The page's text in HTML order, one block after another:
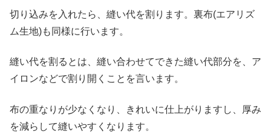
切り込みを入れたら、縫い代を割ります。裏布(エアリズ
ム生地)も同様に行います。
縫い代を割るとは、縫い合わせてできた縫い代部分を、ア
イロンなどで割り開くことを言います。
布の重なりが少なくなり、きれいに仕上がりますし、厚み
を減らして縫いやすくなります。